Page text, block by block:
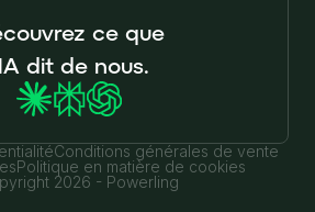
ce que
dit de nous.
Conditions générales de vente
Politique en matière de cookies
2026 - Powerling